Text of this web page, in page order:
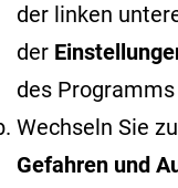
der linken
der
des
Wechseln Sie zu
Gefahren und